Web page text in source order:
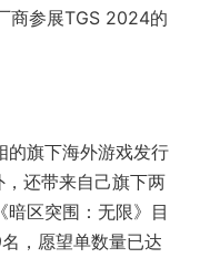
商参展TGS 2024的
的旗下海外游戏发行
还带来自己旗下两
区突围：无限》目
，愿望单数量已达